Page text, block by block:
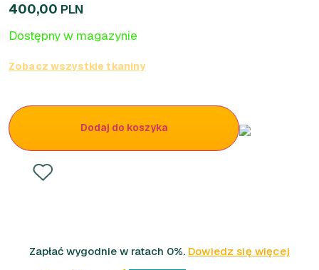
400,00 PLN
Dostępny w magazynie
Zobacz wszystkie tkaniny
Dodaj do koszyka
Zapłać wygodnie w ratach 0%. Dowiedz się więcej